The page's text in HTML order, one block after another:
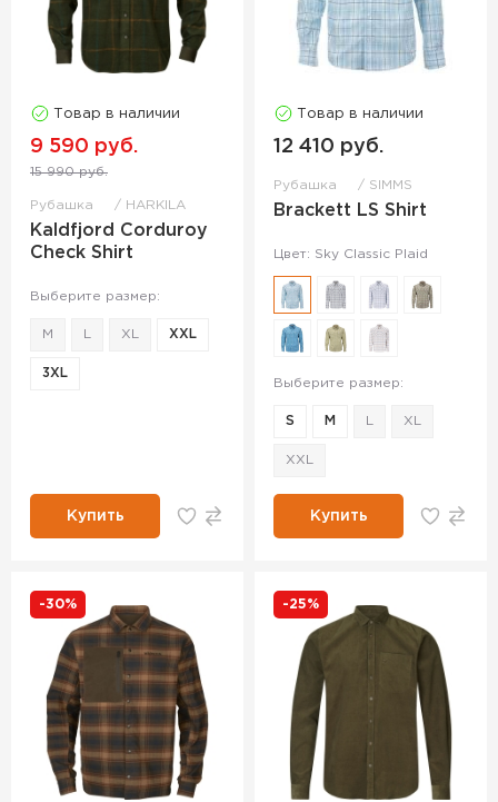
Товар в наличии
9 590 руб.
15 990 руб.
Рубашка HARKILA
Kaldfjord Corduroy
Check Shirt
Выберите размер:
M XL XXL
3XL
Купить
Товар в наличии
12 410 руб.
Рубашка SIMMS
Brackett LS Shirt
Цвет: Sky Classic Plaid
Выберите размер:
S M XL
XXL
Купить
-30% -25%